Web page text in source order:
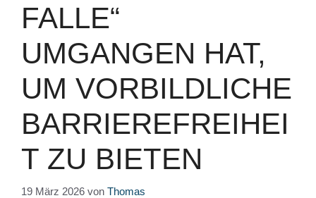
FALLE“
UMGANGEN HAT,
UM VORBILDLICHE
BARRIEREFREIHEI
T ZU BIETEN
19 März 2026 von Thomas